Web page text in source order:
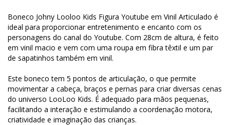
Boneco Johny Looloo Kids Figura Youtube em Vinil Articulado é
ideal para proporcionar entretenimento e encanto com os
personagens do canal do Youtube. Com 28cm de altura, é feito
em vinil macio e vem com uma roupa em fibra têxtil e um par
de sapatinhos também em vinil.
Este boneco tem 5 pontos de articulação, o que permite
movimentar a cabeça, braços e pernas para criar diversas cenas
do universo LooLoo Kids. É adequado para mãos pequenas,
facilitando a interação e estimulando a coordenação motora,
criatividade e imaginação das crianças.